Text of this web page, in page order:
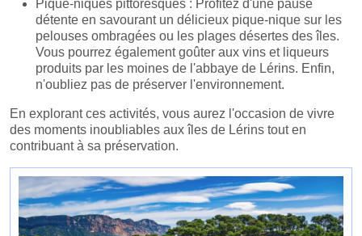
Pique-niques pittoresques : Profitez d'une pause
détente en savourant un délicieux pique-nique sur les
pelouses ombragées ou les plages désertes des îles.
Vous pourrez également goûter aux vins et liqueurs
produits par les moines de l'abbaye de Lérins. Enfin,
n'oubliez pas de préserver l'environnement.
En explorant ces activités, vous aurez l'occasion de vivre
des moments inoubliables aux îles de Lérins tout en
contribuant à sa préservation.